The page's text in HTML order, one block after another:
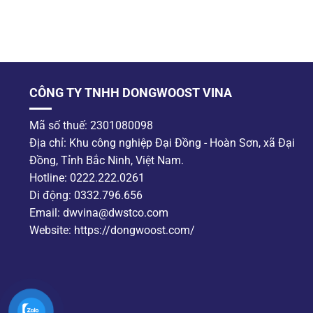
CÔNG TY TNHH DONGWOOST VINA
Mã số thuế: 2301080098
Địa chỉ: Khu công nghiệp Đại Đồng - Hoàn Sơn, xã Đại
Đồng, Tỉnh Bắc Ninh, Việt Nam.
Hotline: 0222.222.0261
Di động: 0332.796.656
Email: dwvina@dwstco.com
Website: https://dongwoost.com/